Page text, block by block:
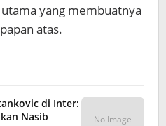
yang membuatnya
atas.
di Inter:
Nasib
No Image